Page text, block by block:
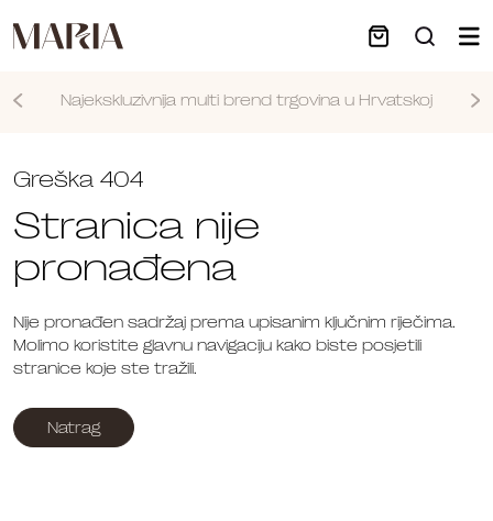
Najekskluzivnija multi brend trgovina u Hrvatskoj
Greška 404
Stranica nije
pronađena
Nije pronađen sadržaj prema upisanim ključnim riječima.
Molimo koristite glavnu navigaciju kako biste posjetili
stranice koje ste tražili.
Natrag